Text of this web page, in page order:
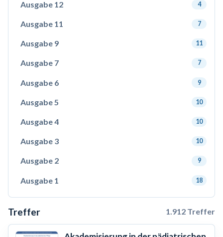
Ausgabe 12 4
Ausgabe 11 7
Ausgabe 9 11
Ausgabe 7 7
Ausgabe 6 9
Ausgabe 5 10
Ausgabe 4 10
Ausgabe 3 10
Ausgabe 2 9
Ausgabe 1 18
Treffer 1.912 Treffer